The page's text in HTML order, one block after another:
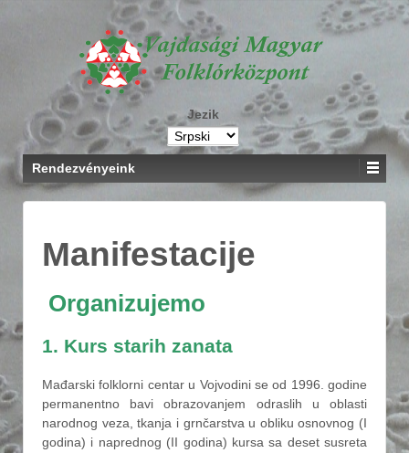
Jezik
Rendezvényeink
Manifestacije
Organizujemo
1. Kurs starih zanata
Mađarski folklorni centar u Vojvodini se od 1996. godine
permanentno bavi obrazovanjem odraslih u oblasti
narodnog veza, tkanja i grnčarstva u obliku osnovnog (I
godina) i naprednog (II godina) kursa sa deset susreta